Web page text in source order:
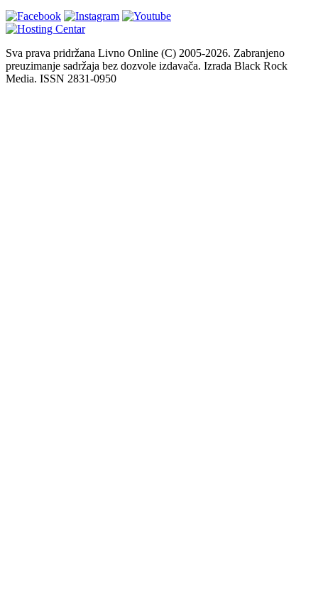
Sva prava pridržana Livno Online (C) 2005-2026. Zabranjeno
preuzimanje sadržaja bez dozvole izdavača. Izrada Black Rock
Media. ISSN 2831-0950